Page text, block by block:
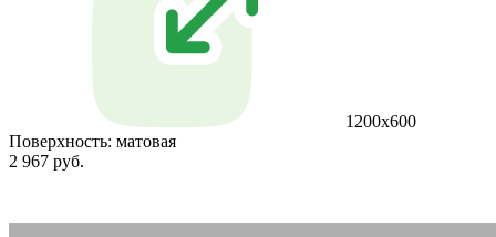
1200x600
Поверхность: матовая
2 967 руб.